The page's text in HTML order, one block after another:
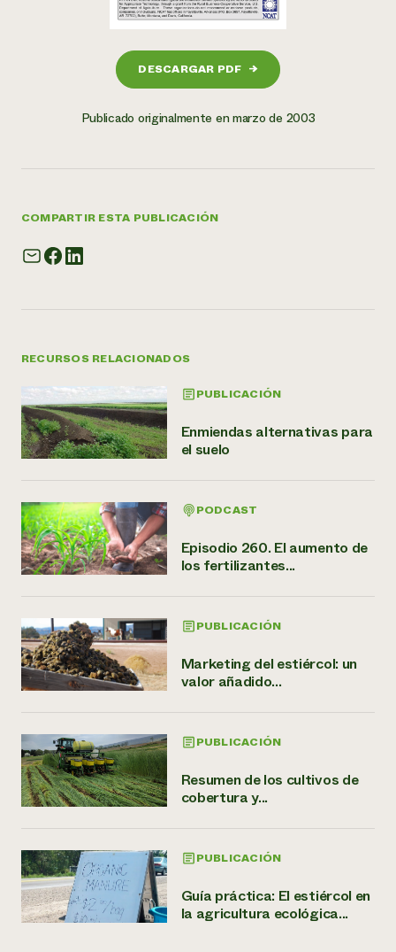
DESCARGAR PDF →
Publicado originalmente en marzo de 2003
COMPARTIR ESTA PUBLICACIÓN
RECURSOS RELACIONADOS
PUBLICACIÓN
Enmiendas alternativas para
el suelo
PODCAST
Episodio 260. El aumento de
los fertilizantes...
PUBLICACIÓN
Marketing del estiércol: un
valor añadido...
PUBLICACIÓN
Resumen de los cultivos de
cobertura y...
PUBLICACIÓN
Guía práctica: El estiércol en
la agricultura ecológica...